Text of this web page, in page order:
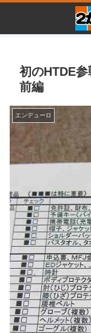
初のHTDE参
前編
エンデューロ